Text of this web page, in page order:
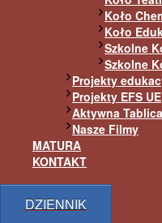
Koło
Koło
Szkolne
Szkolne
Projekty
Projekty EFS UE
Aktywna Tablica
Nasze Filmy
MATURA
KONTAKT
DZIENNIK